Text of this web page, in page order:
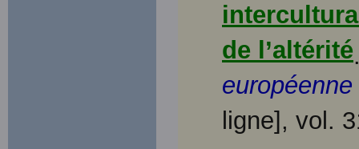
de l’altérité
ligne], vol.